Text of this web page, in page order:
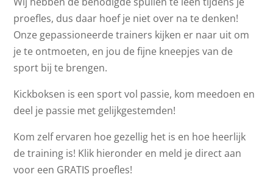
proefles, dus daar hoef je niet over na te denken!
Onze gepassioneerde trainers kijken er naar uit om
je te ontmoeten, en jou de fijne kneepjes van de
sport bij te brengen.
Kickboksen is een sport vol passie, kom meedoen en
deel je passie met gelijkgestemden!
Kom zelf ervaren hoe gezellig het is en hoe heerlijk
de training is! Klik hieronder en meld je direct aan
voor een GRATIS proefles!